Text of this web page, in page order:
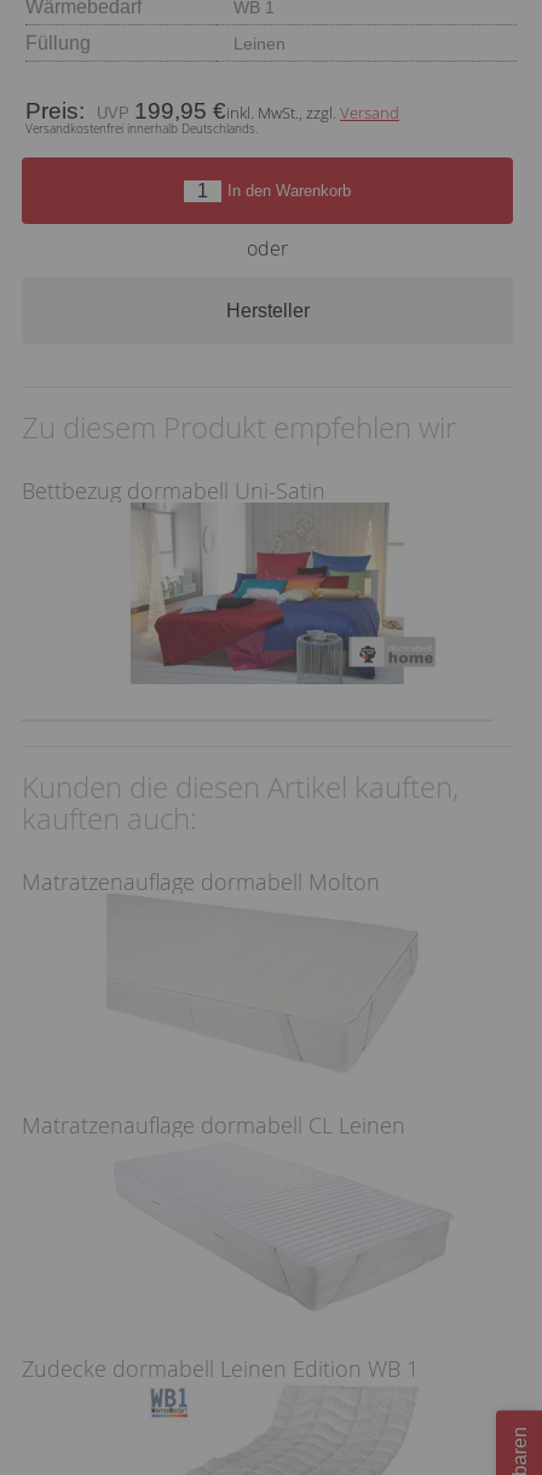
Wärmebedarf WB 1
Füllung Leinen
Preis: 199,95 €inkl. MwSt., zzgl. Versand
Versandkostenfrei innerhalb Deutschlands.
In den Warenkorb
oder
Hersteller
Zu diesem Produkt empfehlen wir
Bettbezug dormabell Uni-Satin
Kunden die diesen Artikel kauften,
kauften auch:
Matratzenauflage dormabell Molton
Matratzenauflage dormabell CL Leinen
Zudecke dormabell Leinen Edition WB 1